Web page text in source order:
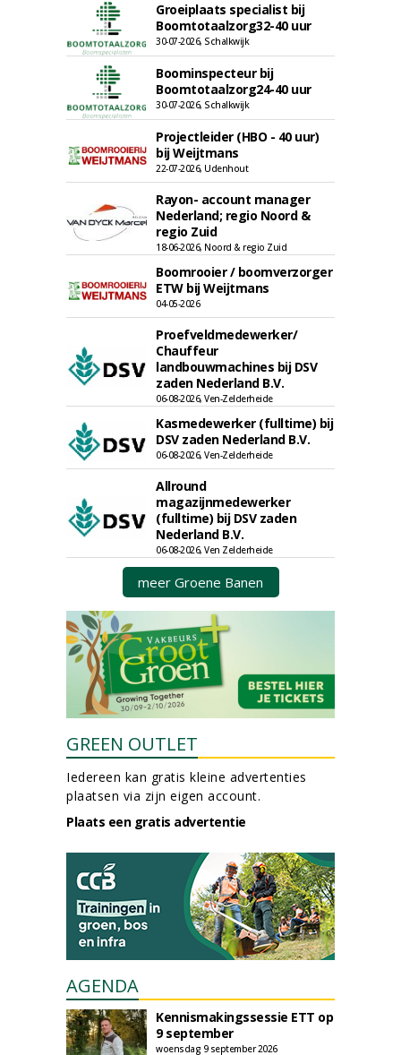
Groeiplaats specialist bij
Boomtotaalzorg32-40 uur
30-07-2026, Schalkwijk
Boominspecteur bij
Boomtotaalzorg24-40 uur
30-07-2026, Schalkwijk
Projectleider (HBO - 40 uur)
bij Weijtmans
22-07-2026, Udenhout
Rayon- account manager
Nederland; regio Noord &
regio Zuid
18-06-2026, Noord & regio Zuid
Boomrooier / boomverzorger
ETW bij Weijtmans
04-05-2026
Proefveldmedewerker/
Chauffeur
landbouwmachines bij DSV
zaden Nederland B.V.
06-08-2026, Ven-Zelderheide
Kasmedewerker (fulltime) bij
DSV zaden Nederland B.V.
06-08-2026, Ven-Zelderheide
Allround
magazijnmedewerker
(fulltime) bij DSV zaden
Nederland B.V.
06-08-2026, Ven Zelderheide
meer Groene Banen
GREEN OUTLET
Iedereen kan gratis kleine advertenties
plaatsen via zijn eigen account.
Plaats een gratis advertentie
AGENDA
Kennismakingssessie ETT op
9 september
woensdag 9 september 2026